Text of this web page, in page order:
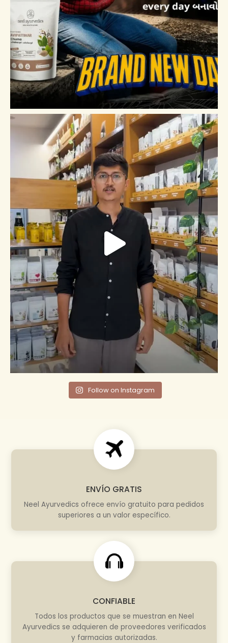
Follow on Instagram
ENVÍO GRATIS
Neel Ayurvedics ofrece envío gratuito para pedidos
superiores a un valor específico.
CONFIABLE
Todos los productos que se muestran en Neel
Ayurvedics se adquieren de proveedores verificados
y farmacias autorizadas.